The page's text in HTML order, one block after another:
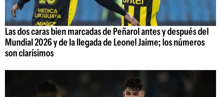
Las dos caras bien marcadas de Peñarol antes y después del
Mundial 2026 y de la llegada de Leonel Jaime; los números
son clarísimos